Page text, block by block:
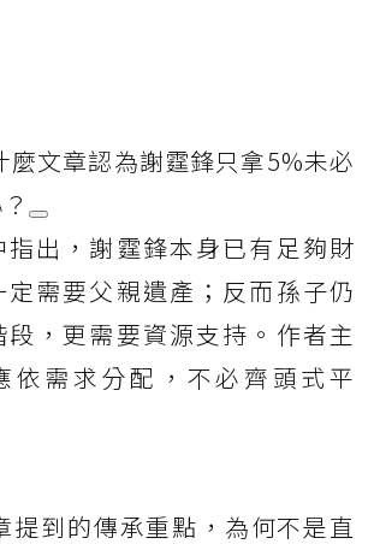
麼文章認為謝霆鋒只拿5%未必
指出，謝霆鋒本身已有足夠財
定需要父親遺產；反而孫子仍
段，更需要資源支持。作者主
依需求分配，不必齊頭式平
提到的傳承重點，為何不是直